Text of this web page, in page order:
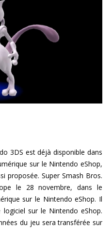
3DS est déjà disponible dans
sur le Nintendo eShop,
proposée. Super Smash Bros.
le 28 novembre, dans le
sur le Nintendo eShop. Il
sur le Nintendo eShop.
du jeu sera transférée sur